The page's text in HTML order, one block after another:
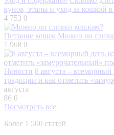
кунов, этапы и уход за кошкой в
4 753 0
Питание кошек Можно ли
1 968 0
Новости 8 августа –
традиции и как отметить
августа
86 0
Посмотреть все
Более 1 500 статей